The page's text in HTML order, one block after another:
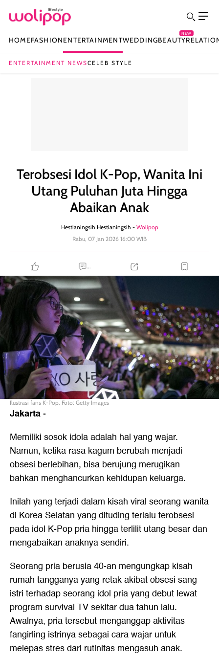
HOMEFASHIONENTERTAINMENTWEDDINGBEAUTY
NEW
ENTERTAINMENT NEWSCELEB STYLE
Terobsesi Idol K-Pop, Wanita Ini
Utang Puluhan Juta Hingga
Abaikan Anak
Hestianingsih Hestianingsih - Wolipop
Rabu, 07 Jan 2026 16:00 WIB
...
Ilustrasi fans K-Pop. Foto: Getty Images
Jakarta-
Memiliki sosok idola adalah hal yang wajar.
Namun, ketika rasa kagum berubah menjadi
obsesi berlebihan, bisa berujung merugikan
bahkan menghancurkan kehidupan keluarga.
Inilah yang terjadi dalam kisah viral seorang wanita
di Korea Selatan yang dituding terlalu terobsesi
pada idol K-Pop pria hingga terlilit utang besar dan
mengabaikan anaknya sendiri.
Seorang pria berusia 40-an mengungkap kisah
rumah tangganya yang retak akibat obsesi sang
istri terhadap seorang idol pria yang debut lewat
program survival TV sekitar dua tahun lalu.
Awalnya, pria tersebut menganggap aktivitas
fangirling istrinya sebagai cara wajar untuk
melepas stres dari rutinitas mengasuh anak.